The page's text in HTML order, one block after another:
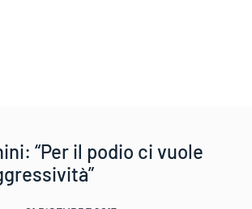
“Per il podio ci vuole